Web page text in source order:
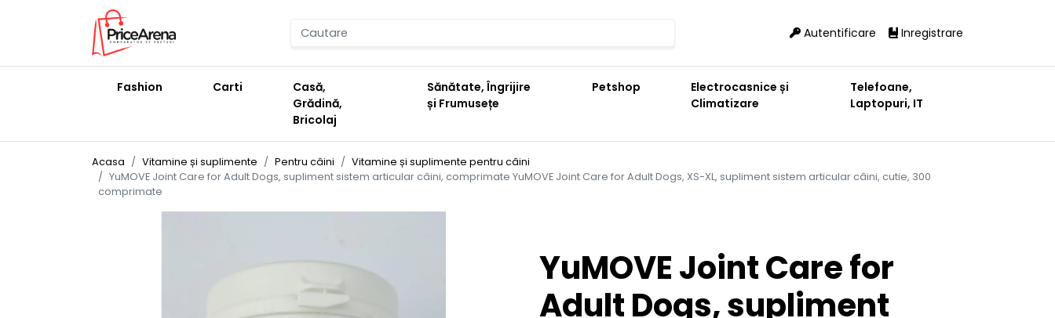
Autentificare Inregistrare
Fashion Carti
Casă,
Grădină,
Bricolaj
Sănătate, Îngrijire
și Frumusețe
Petshop
Electrocasnice și
Climatizare
Telefoane,
Laptopuri, IT
Acasa Vitamine și suplimente Pentru câini
Vitamine și suplimente pentru câini
YuMOVE Joint Care for Adult Dogs, supliment sistem articular câini, comprimate YuMOVE Joint Care for Adult Dogs, XS-XL, supliment sistem articular câini, cutie, 300
comprimate
YuMOVE Joint Care for
Adult Dogs, supliment